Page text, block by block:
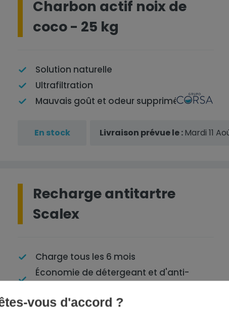
Charbon actif noix de
coco - 25 kg
Solution naturelle
Ultrafiltration
Mauvais goût et odeur supprimés
En stock Livraison prévue le :Mardi 11
Recharge antitartre
Scalex
Charge tous les 6 mois
Économie de détergeant et d'anti-
Hypoallergénique
vous d'accord ?